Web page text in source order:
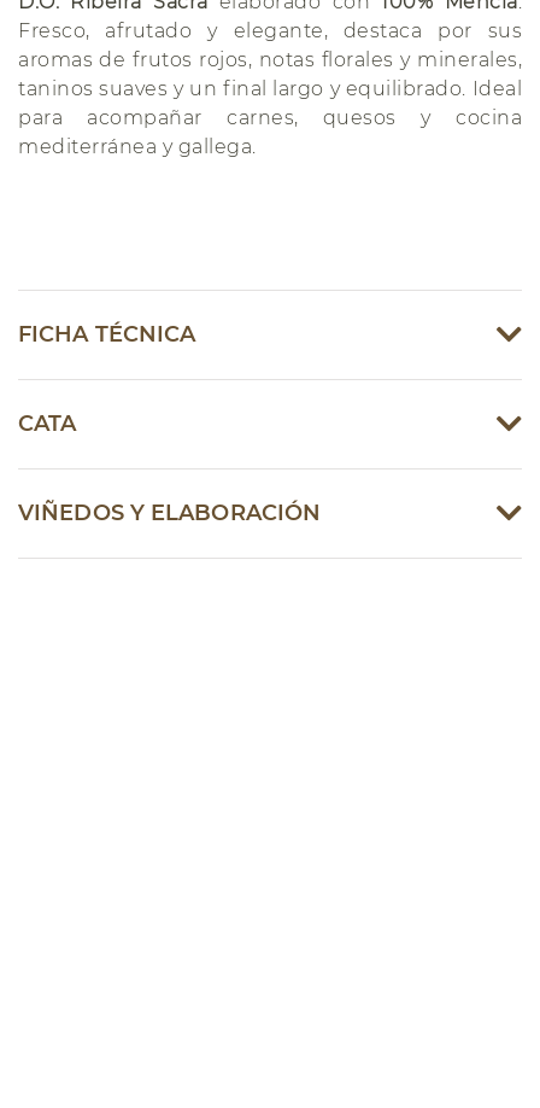
Fresco, afrutado y elegante, destaca por sus
aromas de frutos rojos, notas florales y minerales,
taninos suaves y un final largo y equilibrado. Ideal
para acompañar carnes, quesos y cocina
mediterránea y gallega.
FICHA TÉCNICA
CATA
VIÑEDOS Y ELABORACIÓN